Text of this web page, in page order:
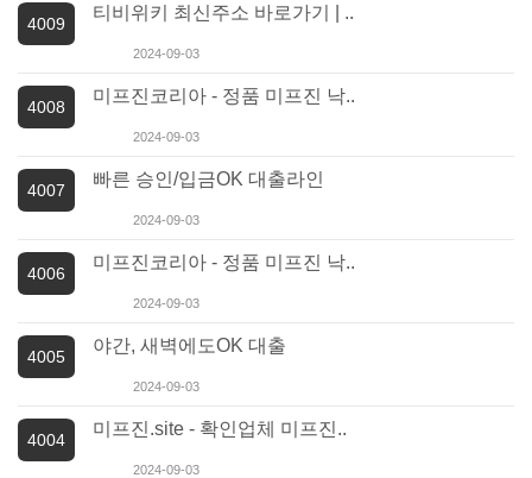
4009
티비위키 최신주소 바로가기 | ..
2024-09-03
4008
미프진코리아 - 정품 미프진 낙..
2024-09-03
4007
빠른 승인/입금OK 대출라인
2024-09-03
4006
미프진코리아 - 정품 미프진 낙..
2024-09-03
4005
야간, 새벽에도OK 대출
2024-09-03
4004
미프진.site - 확인업체 미프진..
2024-09-03